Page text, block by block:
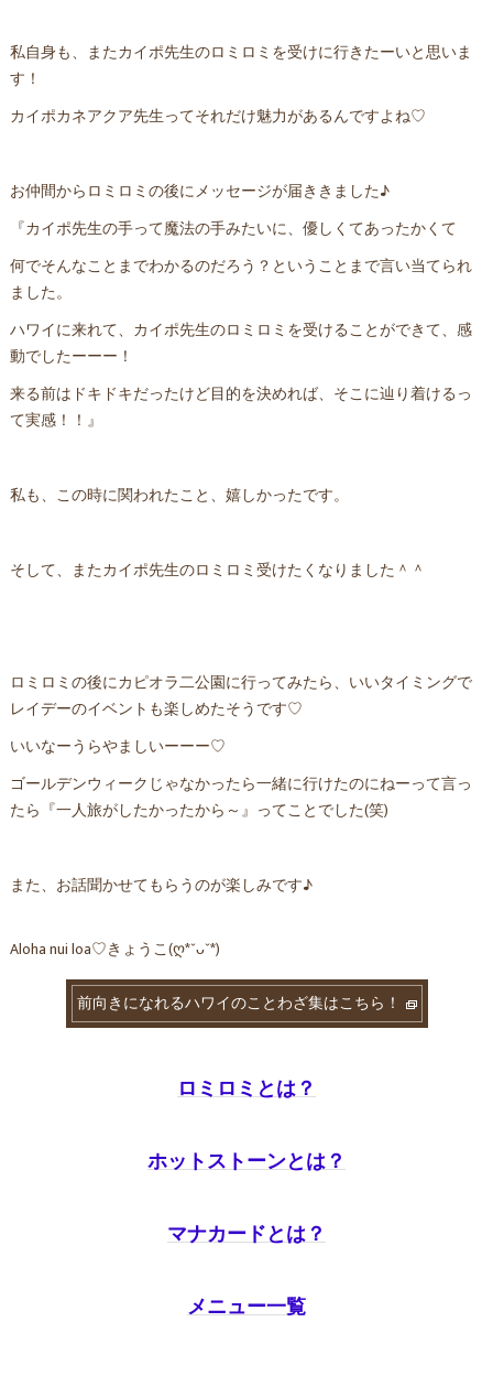
私自身も、またカイポ先生のロミロミを受けに行きたーいと思いま
す！
カイポカネアクア先生ってそれだけ魅力があるんですよね♡
お仲間からロミロミの後にメッセージが届ききました♪
『カイポ先生の手って魔法の手みたいに、優しくてあったかくて
何でそんなことまでわかるのだろう？ということまで言い当てられ
ました。
ハワイに来れて、カイポ先生のロミロミを受けることができて、感
動でしたーーー！
来る前はドキドキだったけど目的を決めれば、そこに辿り着けるっ
て実感！！』
私も、この時に関われたこと、嬉しかったです。
そして、またカイポ先生のロミロミ受けたくなりました＾＾
ロミロミの後にカピオラ二公園に行ってみたら、いいタイミングで
レイデーのイベントも楽しめたそうです♡
いいなーうらやましいーーー♡
ゴールデンウィークじゃなかったら一緒に行けたのにねーって言っ
たら『一人旅がしたかったから～』ってことでした(笑)
また、お話聞かせてもらうのが楽しみです♪
Aloha nui loa♡きょうこ(ღ*ˇᴗˇ*)
前向きになれるハワイのことわざ集はこちら！
ロミロミとは？
ホットストーンとは？
マナカードとは？
メニュー一覧